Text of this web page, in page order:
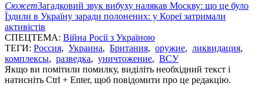
СюжетЗагадковий звук вибуху налякав Москву: що це було
Їздили в Україну заради полонених: у Кореї затримали
активістів
СПЕЦТЕМА: Війна Росії з Україною
ТЕГИ: Россия, Украина, Британия, оружие, ликвидация,
комплексы, разведка, уничтожение, ВСУ
Якщо ви помітили помилку, виділіть необхідний текст і
натисніть Ctrl + Enter, щоб повідомити про це редакцію.